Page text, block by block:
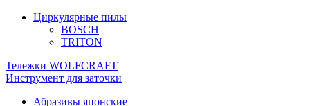
Циркулярные пилы
BOSCH
TRITON
Тележки WOLFCRAFT
Инструмент для заточки
Абразивы японские